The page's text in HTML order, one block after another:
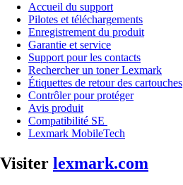
Accueil du support
Pilotes et téléchargements
Enregistrement du produit
Garantie et service
Support pour les contacts
Rechercher un toner Lexmark
Étiquettes de retour des cartouches
Contrôler pour protéger
Avis produit
Compatibilité SE
Lexmark MobileTech
Visiter lexmark.com